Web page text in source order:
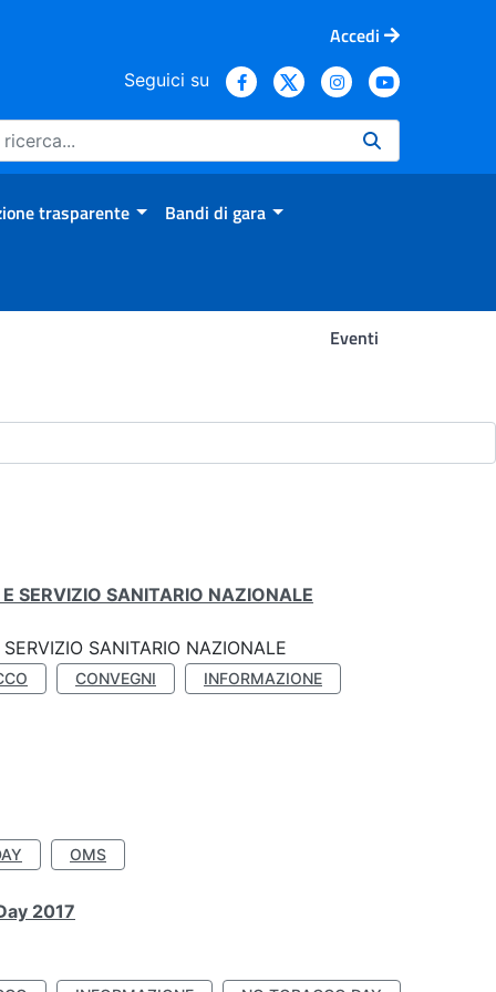
Accedi
Seguici su
trasparente Bandi di gara
Eventi
SERVIZIO SANITARIO NAZIONALE
SANITARIO NAZIONALE
CONVEGNI
INFORMAZIONE
OMS
2017